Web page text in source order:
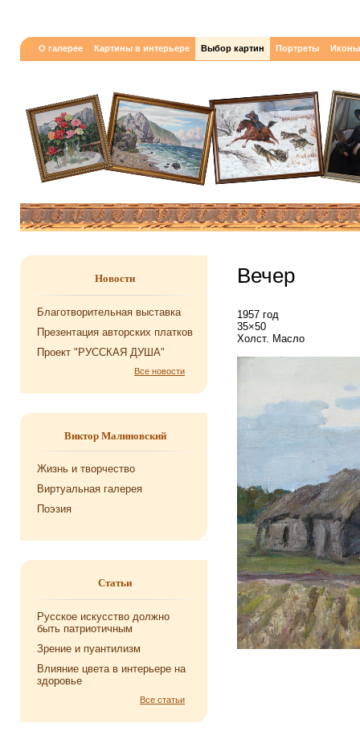
О галерее Картины в интерьере Выбор картин Портреты Иконы
Новости
Благотворительная выставка
Презентация авторских платков
Проект "РУССКАЯ ДУША"
Все новости
Виктор Малиновский
Жизнь и творчество
Виртуальная галерея
Поэзия
Статьи
Русское искусство должно
быть патриотичным
Зрение и пуантилизм
Влияние цвета в интерьере на
здоровье
Все статьи
Вечер
1957 год
35×50
Холст. Масло